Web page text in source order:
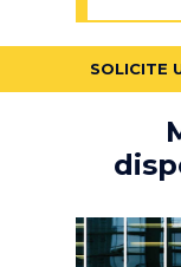
SOLICITE